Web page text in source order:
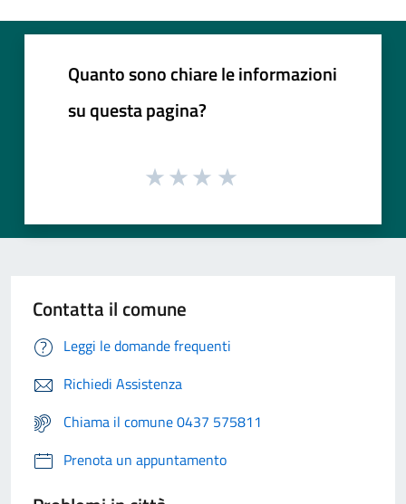
Quanto sono chiare le informazioni
su questa pagina?
Contatta il comune
Leggi le domande frequenti
Richiedi Assistenza
Chiama il comune 0437 575811
Prenota un appuntamento